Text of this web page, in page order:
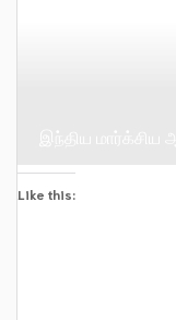
Like this: